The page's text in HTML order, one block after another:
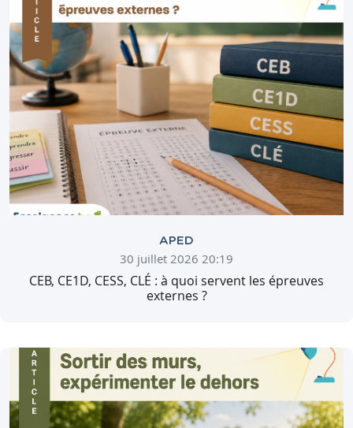
APED
30 juillet 2026 20:19
CEB, CE1D, CESS, CLÉ : à quoi servent les épreuves
externes ?